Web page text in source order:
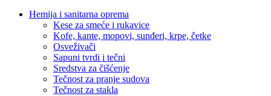
Hemija i sanitarna oprema
Kese za smeće i rukavice
Kofe, kante, mopovi, sunđeri, krpe, četke
Osveživači
Sapuni tvrdi i tečni
Sredstva za čišćenje
Tečnost za pranje sudova
Tečnost za stakla